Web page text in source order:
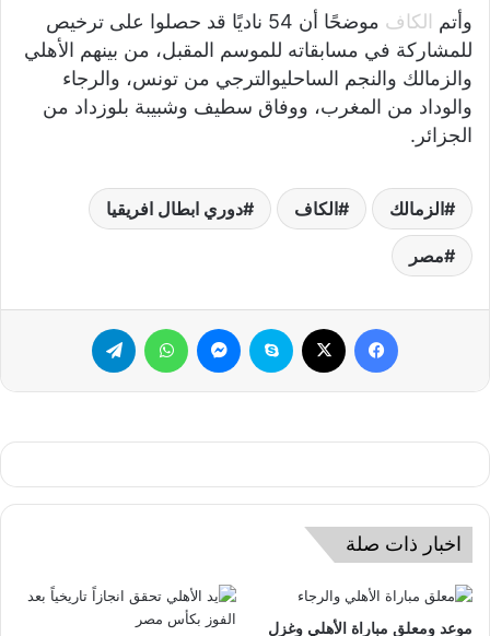
وأتم الكاف موضحًا أن ناديًا قد حصلوا على ترخيص
للمشاركة في مسابقاته للموسم المقبل، من بينهم الأهلي
والزمالك والنجم الساحليوالترجي من تونس، والرجاء
والوداد من المغرب، ووفاق سطيف وشبيبة بلوزداد من
الجزائر .
الزمالك الكاف دوري ابطال افريقيا
مصر
فيسبوك سكايب ماسنجر واتساب
اخبار ذات صلة
موعد ومعلق مباراة الأهلي وغزل